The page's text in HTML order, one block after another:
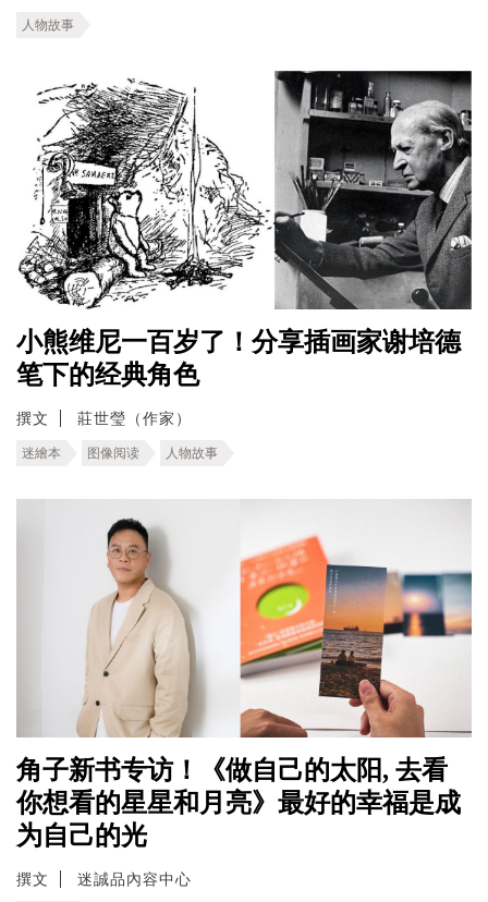
人物故事
小熊维尼一百岁了！分享插画家谢培德
笔下的经典角色
撰文 莊世瑩（作家）
迷繪本 图像阅读 人物故事
角子新书专访！《做自己的太阳, 去看
你想看的星星和月亮》最好的幸福是成
为自己的光
撰文 迷誠品內容中心